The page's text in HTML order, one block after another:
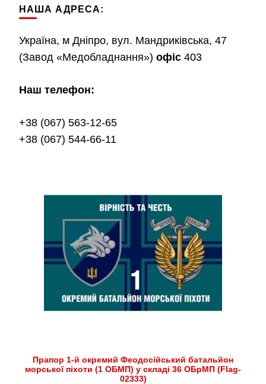
НАША АДРЕСА:
Україна, м Дніпро, вул. Мандриківська, 47
(Завод «Медобладнання») офіс 403
Наш телефон:
+38 (067) 563-12-65
+38 (067) 544-66-11
Прапор 1-й окремий Феодосійський батальйон
морської піхоти (1 ОБМП) у складі 36 ОБрМП (Flag-
02333)